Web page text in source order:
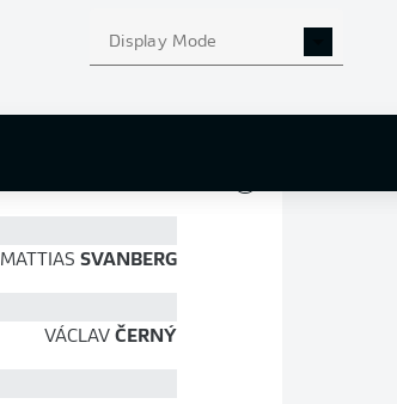
Display Mode
MATTIAS SVANBERG
VÁCLAV ČERNÝ